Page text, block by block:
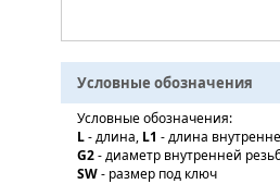
Условные обозначения
Условные обозначения:
L- длина, L1 - длина
G2- диаметр внутренней
SW- размер под ключ